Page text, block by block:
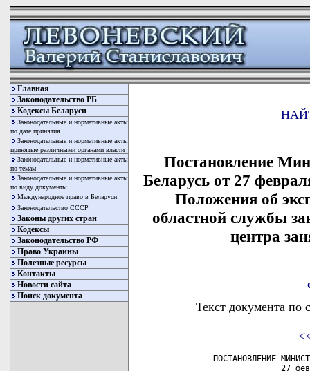
Главная
Законодательство РБ
Кодексы Беларуси
Законодательные и нормативные акты
по дате принятия
Законодательные и нормативные акты
принятые различными органами власти
Законодательные и нормативные акты
по темам
Законодательные и нормативные акты
по виду документы
Международное право в Беларуси
Законодательство СССР
Законы других стран
Кодексы
Законодательство РФ
Право Украины
Полезные ресурсы
Контакты
Новости сайта
Поиск документа
Постановление
Беларусь от 27
Положения об
областной службы
центра
Текст документа по
ПОСТАНОВЛЕНИЕ МИНИСТЕРСТВА ТРУДА РЕСПУБЛИКИ БЕЛАРУСЬ
                      27 февраля 1996 г. N 17


 ОБ УТВЕРЖДЕНИИ ПОЛОЖЕНИЯ ОБ ЭКСПЕРТНОМ СОВЕТЕ УПРАВЛЕНИЯ
 ОБЛАСТНОЙ  СЛУЖБЫ  ЗАНЯТОСТИ  (МИНСКОГО  ГОРОДСКОГО  ЦЕНТРА
 ЗАНЯТОСТИ НАСЕЛЕНИЯ)
       _______________________________________________ _______ ___ _
         Утратило силу   постановлением   Министерства    труда    и
         социальной защиты от 30 ноября 2006 г. № 151   

        [Изменения и дополнения:
            Постановление Министерства труда от 16  мая 1997 г. N 45
         (зарегистрировано  в  Национальном  реестре  -  N 8/1845 от
         06.12.1999);
            Постановление Министерства  труда и социальной защиты от
         16 мая  2003  г.  №  57  (зарегистрировано  в  Национальном
         реестре - № 8/9596 от 02.06.2003 г.)].

     Министерство труда Республики Беларусь постановляет:
     Утвердить  Положение  об экспертном совете управления областной
службы занятости (Минского городского центра занятости).

 Министр                                                  А.В.СОСНОВ

                                                 УТВЕРЖДЕНО
                                                 Постановление
                                                 Министерства труда
                                                 Республики Беларусь
                                                 27.02.1996 N 17

                             ПОЛОЖЕНИЕ
          об экспертном совете управления областной службы
(Минского    городского  центра)  занятости  населения   областного
           (Минского городского) исполнительного комитета
       _______________________________________________ _______ ___ _
         Название -  с   изменениями,   внесенными    постановлением
         Министерства труда и социальной защиты от 16 мая 2003 г.  №
         57 (зарегистрировано в Национальном реестре - №  8/9596  от
         02.06.2003 г.)

            ПОЛОЖЕНИЕ об   экспертном  совете  управления  областной
         службы занятости (Минского городского центра занятости)
       _______________________________________________ _______ ___ _

     1. Настоящее   Положение   разработано   в    соответствии    с
постановлением  Министерства труда Республики Беларусь от 20 октября
1995 г.  N 87 "Об утверждении положения о содействии государственной
службой   занятости   безработным   в   организации  самостоятельной
занятости" (зарегистрировано в Реестре  государственной  регистрации
30.11.1995  N  1147/12)  и  определяет  порядок создания,  функции и
регламент работы  экспертного  совета  управления  областной  службы
занятости  (Минского  городского  центра занятости населения) (далее
соответственно экспертный  совет  и  управление  (Минский  городской
центр) занятости населения).
       _______________________________________________ _______ ___ _
         Пункт 1  -  с   изменениями,   внесенными    постановлением
         Министерства труда и социальной защиты от 16 мая 2003 г.  №
         57 (зарегистрировано в Национальном реестре - №  8/9596  от
         02.06.2003 г.)

            1. Настоящее  Положение  разработано  в  соответствии  с
         постановлением Министерства труда Республики Беларусь от 20
         октября 1995 г. N 87 "Об утверждении положения о содействии
         Государственной службой занятости безработным в организации
         самостоятельной  занятости"  (зарегистрировано  в   Реестре
         государственной   регистрации   30.11.1995   N  1147/12)  и
         определяет порядок создания,  функции  и  регламент  работы
         экспертного  совета  управления  областной службы занятости
         (Минского  городского  центра   занятости   населения)   (в
         дальнейшем - экспертный совет).
       _______________________________________________ _______ ___ _

     2.  Экспертный совет - совещательный орган управления областной
службы  занятости  (Минского городского центра занятости населения),
создаваемый  в  целях  рассмотрения  целесообразности предоставления
финансовой  помощи  из  средств  государственного  фонда  содействия
занятости   (включая   экспертную    оценку    технико-экономических
обоснований):
     - в   виде  финансовой  помощи  нанимателям  для  сохранения  и
создания  дополнительных   рабочих   мест,   обеспечения   занятости
безработных;
     - в виде  субсидий  и  (или)  ссуд  безработным для организации
самостоятельной занятости.

     3. В своей работе экспертный совет руководствуется нормативными
документами